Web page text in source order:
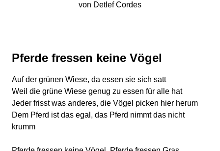
von Detlef Cordes
Pferde fressen keine Vögel
Auf der grünen Wiese, da essen sie sich satt
Weil die grüne Wiese genug zu essen für alle hat
Jeder frisst was anderes, die Vögel picken hier herum
Dem Pferd ist das egal, das Pferd nimmt das nicht
krumm